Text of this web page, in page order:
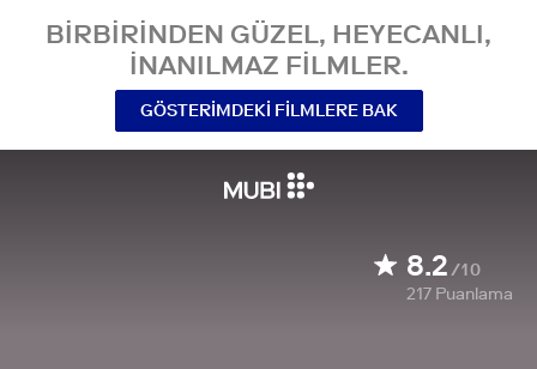
BIRBIRINDEN GÜZEL, HEYECANLI,
INANILMAZ FILMLER.
GÖSTERIMDEKI FILMLERE BAK
8.2/10
217 Puanlama